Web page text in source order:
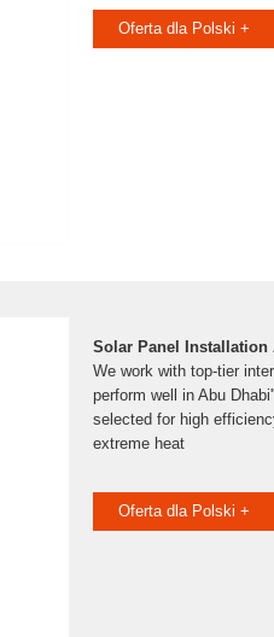
Oferta dla Polski +
Solar Panel
We work with top-tier
perform well in Abu
selected for high
extreme heat
Oferta dla Polski +